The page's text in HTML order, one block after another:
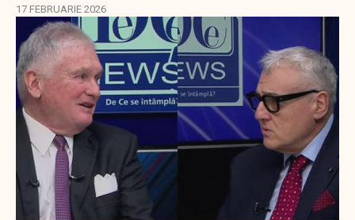
17 FEBRUARIE 2026
EXCLUSIV